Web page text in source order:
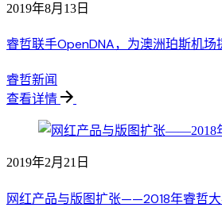
2019年8月13日
睿哲联手OpenDNA，为澳洲珀斯机
睿哲新闻
查看详情
2019年2月21日
网红产品与版图扩张——2018年睿哲